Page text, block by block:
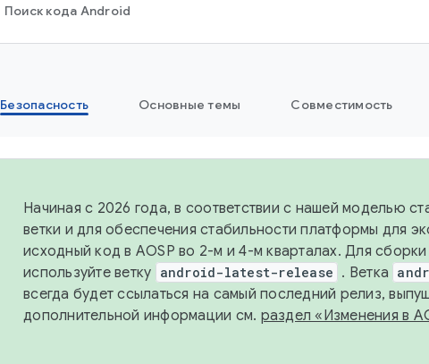
Поиск кода Android
Безопасность Основные темы Совместимость
Начиная с 2026 года, в соответствии с нашей моделью
ветки и для обеспечения стабильности платформы для
исходный код в AOSP во 2-м и 4-м кварталах. Для сборки
используйте ветку android-latest-release . Ветка
всегда будет ссылаться на самый последний релиз,
дополнительной информации см. раздел «Изменения в